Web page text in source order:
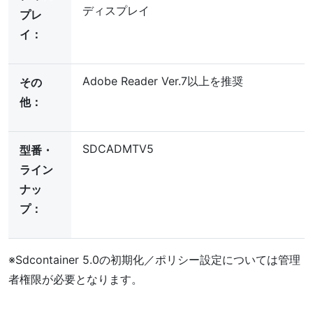
プレ
イ：
ディスプレイ
その
他：
Adobe Reader Ver.7以上を推奨
型番・
ライン
ナッ
プ：
SDCADMTV5
※Sdcontainer 5.0の初期化／ポリシー設定については管理
者権限が必要となります。